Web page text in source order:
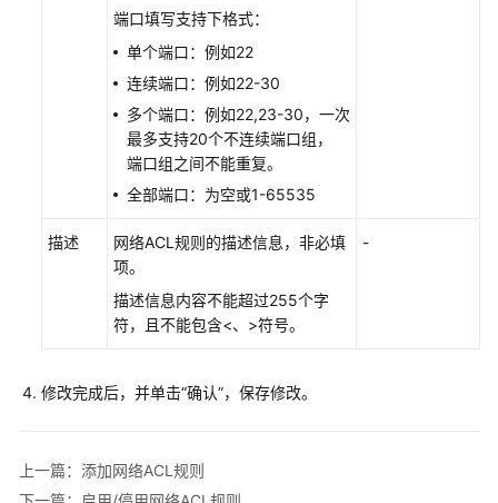
停
网
络
ACL
规
则
出/
网
络
规
删
除
端口填写支持下格式：
单个端口：例如22
连续端口：例如22-30
多个端口：例如22,23-30，一次
最多支持20个不连续端口组，
端口组之间不能重复。
全部端口：为空或1-65535
描述 网络ACL 规则的描述信息，非必填
项。
描述信息内容不能超过255个字
符，且不能包含<、>符号。
-
修改完成后，并单击“确认”，保存修改。
上一篇：添加网络ACL规则